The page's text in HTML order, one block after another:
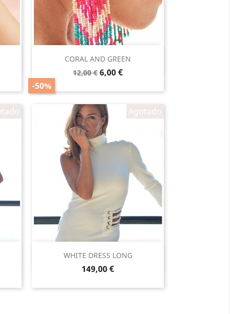
CORAL AND GREEN
Precio
12,00 €
-50%
Precio
6,00 €
Vista rápida
Agotado
WHITE DRESS LONG
Precio
149,00 €
Vista rápida